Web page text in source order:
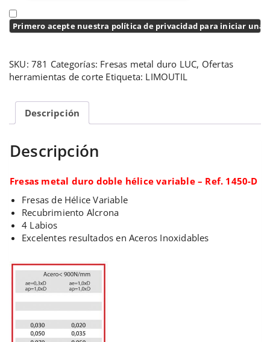
Primero acepte nuestra política de privacidad para iniciar una
SKU: 781 Categorías: Fresas metal duro LUC, Ofertas
herramientas de corte Etiqueta: LIMOUTIL
Descripción
Descripción
Fresas metal duro doble hélice variable – Ref. 1450-D
Fresas de Hélice Variable
Recubrimiento Alcrona
4 Labios
Excelentes resultados en Aceros Inoxidables